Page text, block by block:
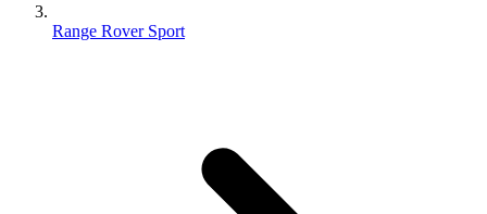
Range Rover Sport